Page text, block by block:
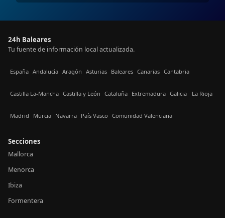
24h Baleares
Tu fuente de información local actualizada.
España Andalucía Aragón Asturias Baleares Canarias Cantabria
Castilla La-Mancha Castilla y León Cataluña Extremadura Galicia La Rioja
Madrid Murcia Navarra País Vasco Comunidad Valenciana
Secciones
Mallorca
Menorca
Ibiza
Formentera